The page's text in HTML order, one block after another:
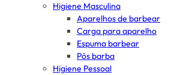
Higiene Masculina
Aparelhos de barbear
Carga para aparelho
Espuma barbear
Pós barba
Higiene Pessoal